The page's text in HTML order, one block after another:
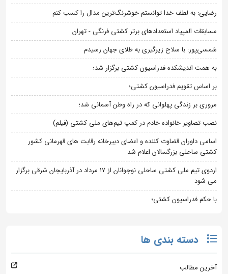
رضایی: به لطف خدا توانستم خوشرنگ‌ترین مدال را کسب کنم
مسابقات المپیاد استعدادهای برتر کشتی فرنگی - تهران
شمسی‌پور: با سلاح زیرگیری به طلای جهان رسیدم
به همت اندیشکده فدراسیون کشتی برگزار شد؛
بر اساس تقویم فدراسیون کشتی؛
مروری بر زندگی پهلوانی که در راه وطن آسمانی شد؛
نصب تصاویر خانواده خادم در کمپ تیم‌های ملی کشتی (فیلم)
اسامی داوران قضاوت کننده و اعضای دبیرخانه رقابت های قهرمانی کشور
کشتی ساحلی بزرگسالان اعلام شد
اردوی تیم ملی کشتی ساحلی نوجوانان از 17 مرداد در آذربایجان شرقی برگزار
می شود
با حکم فدراسیون کشتی؛
دسته بندی ها
آخرین مطالب